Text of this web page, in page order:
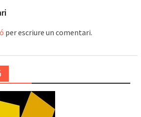
per escriure un comentari.